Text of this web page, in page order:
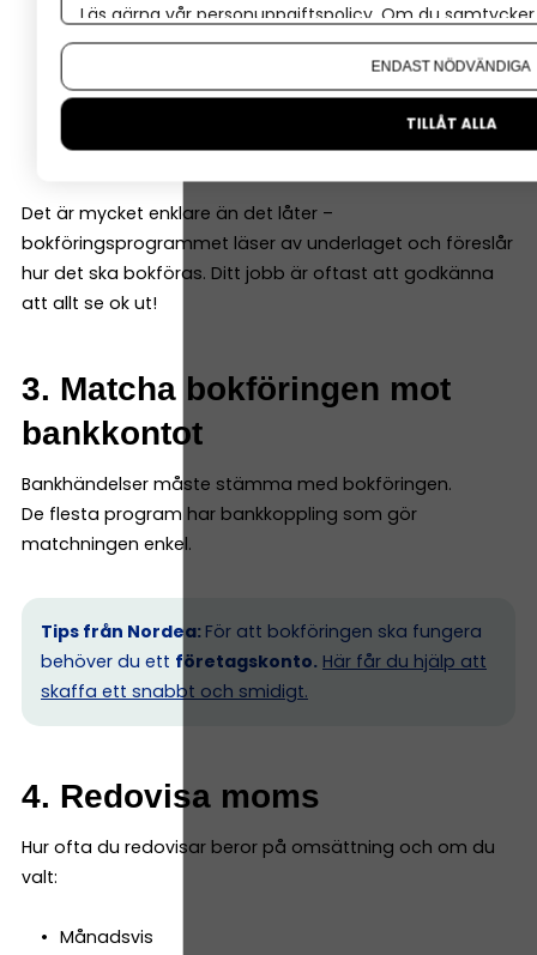
Vad som hänt
Belopp
Datum
Underlag
Konto (programmen hjälper dig välja rätt)
Det är mycket enklare än det låter –
bokföringsprogrammet läser av underlaget och föreslår
hur det ska bokföras. Ditt jobb är oftast att godkänna
att allt se ok ut!
3. Matcha bokföringen mot
bankkontot
Bankhändelser måste stämma med bokföringen.
De flesta program har bankkoppling som gör
matchningen enkel.
Tips från Nordea: För att bokföringen ska fungera
behöver du ett företagskonto. Här får du hjälp att
skaffa ett snabbt och smidigt.
4. Redovisa moms
Hur ofta du redovisar beror på omsättning och om du
valt:
Månadsvis
Läs gärna vår personuppgiftspolicy. Om du
Om du vill ändra ditt val i efterhand hittar du den
ENDAST NÖDVÄNDIGA
TILLÅT ALLA